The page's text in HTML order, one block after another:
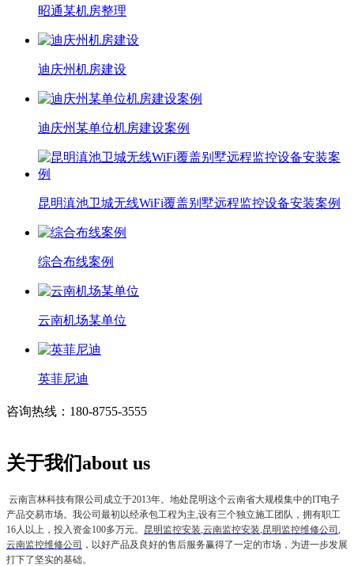
昭通某机房整理
迪庆州机房建设
迪庆州某单位机房建设案例
昆明滇池卫城无线WiFi覆盖别墅远程监控设备安装案例
综合布线案例
云南机场某单位
英菲尼迪
咨询热线：180-8755-3555
关于我们about us
云南言林科技有限公司 成立于2013年。地处昆明这个云南省大规模集中的IT电子
产品交易市场。我公司最初以经承包工程为主,设有三个独立施工团队，拥有职工
16人以上，投入资金100多万元。 昆明监控安装 云南监控安装 昆明监控维修公司
云南监控维修公司 ，以好产品及良好的售后服务赢得了一定的市场，为进一步发展
打下了坚实的基础。